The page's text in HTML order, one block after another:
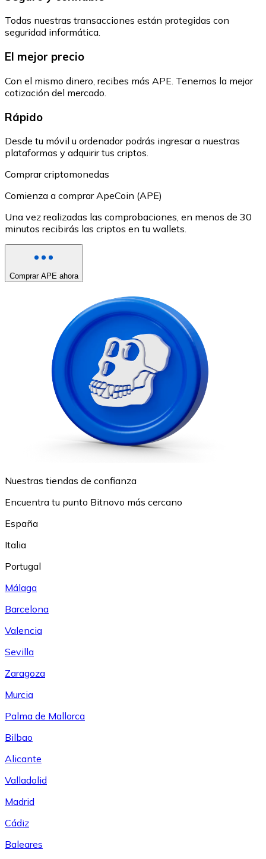
Todas nuestras transacciones están protegidas con
seguridad informática.
El mejor precio
Con el mismo dinero, recibes más APE. Tenemos la mejor
cotización del mercado.
Rápido
Desde tu móvil u ordenador podrás ingresar a nuestras
plataformas y adquirir tus criptos.
Comprar criptomonedas
Comienza a comprar ApeCoin (APE)
Una vez realizadas las comprobaciones, en menos de 30
minutos recibirás las criptos en tu wallets.
Comprar APE ahora
Nuestras tiendas de confianza
Encuentra tu punto Bitnovo más cercano
España
Italia
Portugal
Málaga
Barcelona
Valencia
Sevilla
Zaragoza
Murcia
Palma de Mallorca
Bilbao
Alicante
Valladolid
Madrid
Cádiz
Baleares